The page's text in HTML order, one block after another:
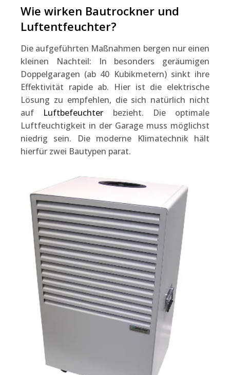
Wie wirken Bautrockner und
Luftentfeuchter?
Die aufgeführten Maßnahmen bergen nur einen
kleinen Nachteil: In besonders geräumigen
Doppelgaragen (ab 40 Kubikmetern) sinkt ihre
Effektivität rapide ab. Hier ist die elektrische
Lösung zu empfehlen, die sich natürlich nicht
auf Luftbefeuchter bezieht. Die optimale
Luftfeuchtigkeit in der Garage muss möglichst
niedrig sein. Die moderne Klimatechnik hält
hierfür zwei Bautypen parat.